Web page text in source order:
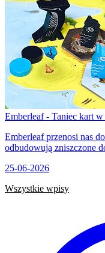
Emberleaf - Taniec kart
Emberleaf przenosi nas
odbudowują zniszczone
25-06-2026
Wszystkie wpisy